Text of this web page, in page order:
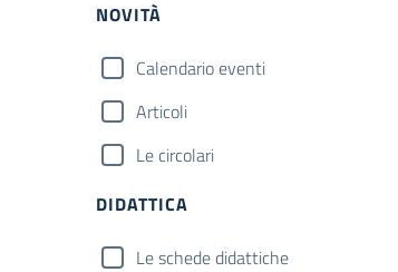
NOVITÀ
Calendario eventi
Articoli
Le circolari
DIDATTICA
Le schede didattiche